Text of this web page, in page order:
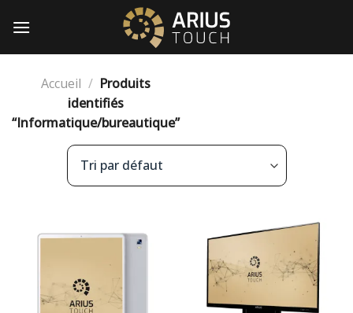
au
Accueil / Produits
identifiés
“Informatique/bureautique”